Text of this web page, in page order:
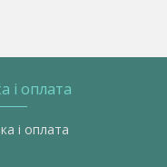
і оплата
і оплата